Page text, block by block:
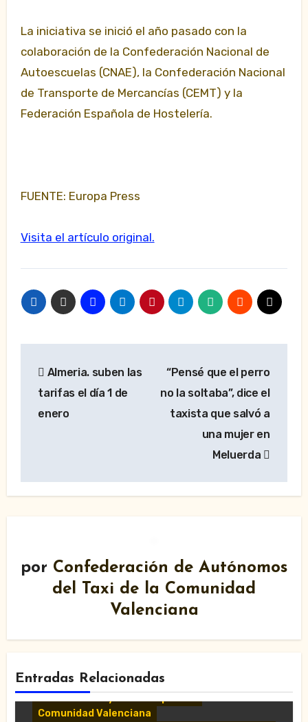
La iniciativa se inició el año pasado con la
colaboración de la Confederación Nacional de
Autoescuelas (CNAE), la Confederación Nacional
de Transporte de Mercancías (CEMT) y la
Federación Española de Hostelería.
FUENTE: Europa Press
Visita el artículo original.
de
entradas
Almeria. suben las
tarifas el día 1 de
enero
“Pensé que el perro
no la soltaba”, dice el
taxista que salvó a
una mujer en
Meluerda
por Confederación de Autónomos
del Taxi de la Comunidad
Valenciana
Entradas Relacionadas
Comunidad Valenciana